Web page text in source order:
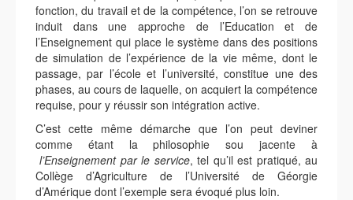
fonction, du travail et de la compétence, l’on se retrouve
induit dans une approche de l’Education et de
l’Enseignement qui place le système dans des positions
de simulation de l’expérience de la vie même, dont le
passage, par l’école et l’université, constitue une des
phases, au cours de laquelle, on acquiert la compétence
requise, pour y réussir son intégration active.
C’est cette même démarche que l’on peut deviner
comme étant la philosophie sou jacente à
l’Enseignement par le service, tel qu’il est pratiqué, au
Collège d’Agriculture de l’Université de Géorgie
d’Amérique dont l’exemple sera évoqué plus loin.